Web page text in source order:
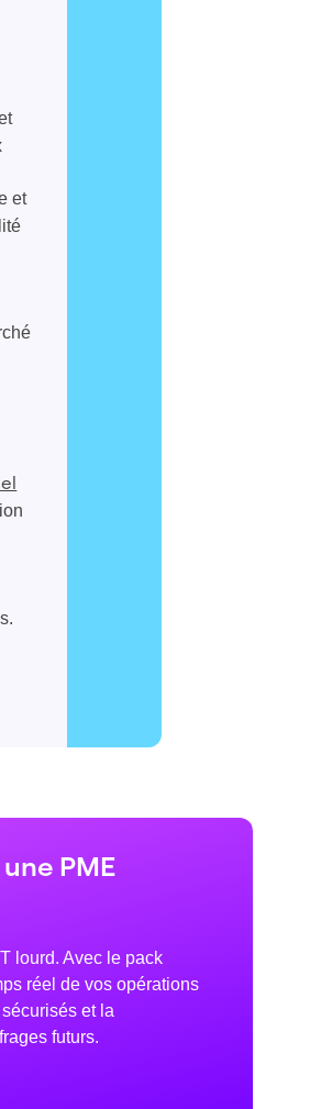
et
PME
lourd. Avec le pack
réel de vos opérations
et la
futurs.